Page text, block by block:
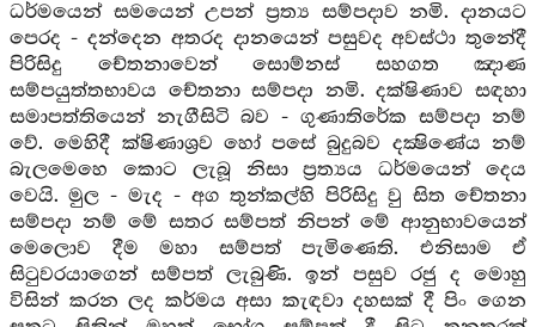
ධර්මයෙන් සමයෙන් උපන් ප්‍රත්‍ය සම්පදාව නමි. දානයට
පෙරද - දන්දෙන අතරද දානයෙන් පසුවද අවස්ථා තුනේදී
පිරිසිදු චේතනාවෙන් සොම්නස් සහගත ඤාණ
සම්පයුත්තභාවය චේතනා සම්පදා නමි. දක්ෂිණාව සඳහා
සමාපත්තියෙන් නැගීසිටි බව - ගුණාතිරේක සම්පදා නම්
වේ. මෙහිදී ක්ෂිණාශ්‍රව හෝ පසේ බුදුබව දක්‍ෂිණේය නම්
බැලමෙහෙ කොට ලැබූ නිසා ප්‍රත්‍යය ධර්මයෙන් දෙය
වෙයි. මුල - මැද - අග තුන්කල්හි පිරිසිදු වු සිත චේතනා
සම්පදා නම් මේ සතර සම්පත් නිපන් මේ ආනුභාවයෙන්
මෙලොව දීම මහා සම්පත් පැමිණෙති. එනිසාම ඒ
සිටුවරයාගෙන් සම්පත් ලැබුණි. ඉන් පසුව රජු ද මොහු
විසින් කරන ලද කර්මය අසා කැඳවා දහසක් දී පිං ගෙන